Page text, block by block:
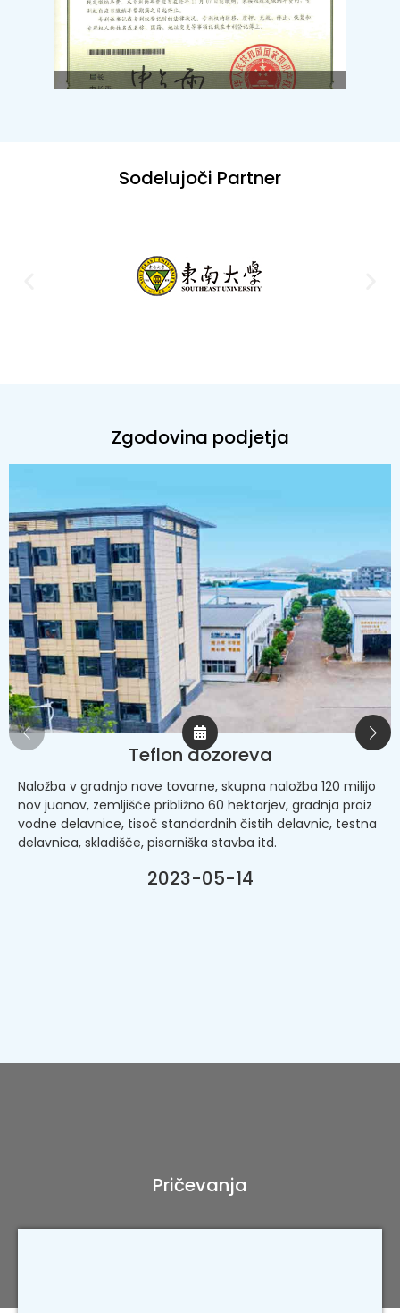
Sodelujoči Partner
Zgodovina podjetja
Teflon dozoreva
Naložba v gradnjo nove tovarne, skupna naložba 120 milijo
nov juanov, zemljišče približno 60 hektarjev, gradnja proiz
vodne delavnice, tisoč standardnih čistih delavnic, testna
delavnica, skladišče, pisarniška stavba itd.
2023-05-14
Pričevanja